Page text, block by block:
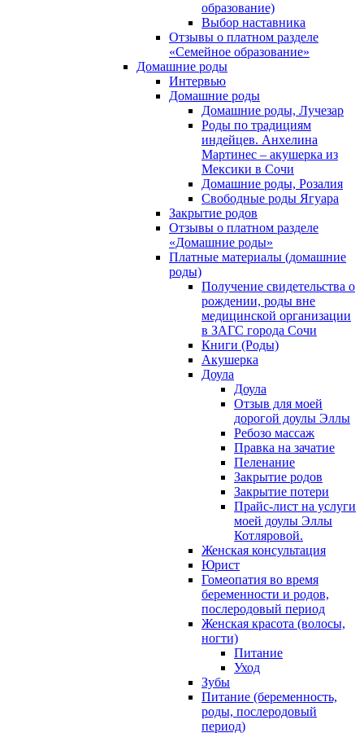
образование)
Выбор наставника
Отзывы о платном разделе
«Семейное образование»
Домашние роды
Интервью
Домашние роды
Домашние роды, Лучезар
Роды по традициям
индейцев. Анхелина
Мартинес – акушерка из
Мексики в Сочи
Домашние роды, Розалия
Свободные роды Ягуара
Закрытие родов
Отзывы о платном разделе
«Домашние роды»
Платные материалы (домашние
роды)
Получение свидетельства о
рождении, роды вне
медицинской организации
в ЗАГС города Сочи
Книги (Роды)
Акушерка
Доула
Доула
Отзыв для моей
дорогой доулы Эллы
Ребозо массаж
Правка на зачатие
Пеленание
Закрытие родов
Закрытие потери
Прайс-лист на услуги
моей доулы Эллы
Котляровой.
Женская консультация
Юрист
Гомеопатия во время
беременности и родов,
послеродовый период
Женская красота (волосы,
ногти)
Питание
Уход
Зубы
Питание (беременность,
роды, послеродовый
период)